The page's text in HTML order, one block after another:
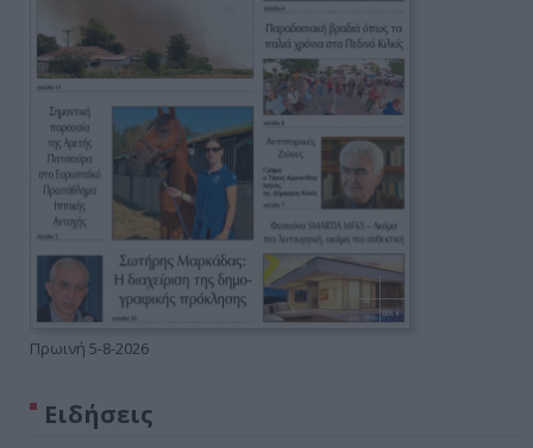
Πρωινή 5-8-2026
Ειδήσεις